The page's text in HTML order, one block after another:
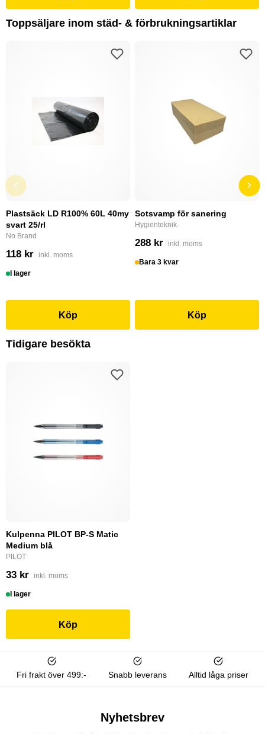
Toppsäljare inom städ- & förbrukningsartiklar
Plastsäck LD R100% 60L 40my
svart 25/rl
No Brand
118 kr inkl. moms
I lager
Köp
Sotsvamp för sanering
Hygienteknik
288 kr inkl. moms
Bara 3 kvar
Köp
Tidigare besökta
Kulpenna PILOT BP-S Matic
Medium blå
PILOT
33 kr inkl. moms
I lager
Köp
Fri frakt över 499:- Snabb leverans Alltid låga priser
Nyhetsbrev